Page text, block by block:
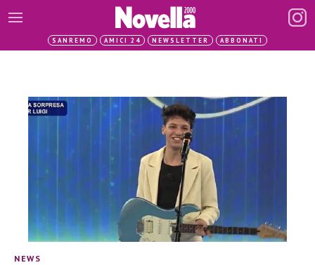
SANREMO AMICI 24 NEWSLETTER ABBONATI
NEWS